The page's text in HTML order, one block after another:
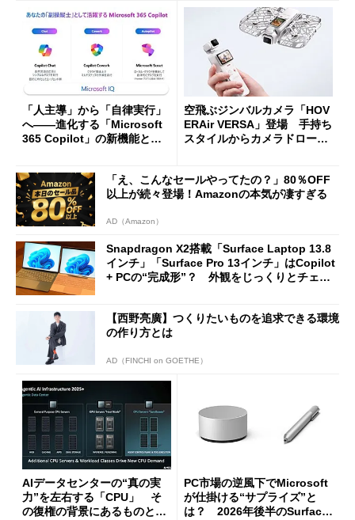
「人主導」から「自律実行」
へ――進化する「Microsoft
365 Copilot」の新機能とエ
空飛ぶジンバルカメラ「HOV
ERAir VERSA」登場 手持ち
スタイルからカメラドローン
「え、こんなセールやってたの？」80％OFF
以上が続々登場！Amazonの本気が凄すぎる
AD（Amazon）
Snapdragon X2搭載「Surface Laptop 13.8
インチ」「Surface Pro 13インチ」はCopilot
+ PCの“完成形”？ 外観をじっくりとチェッ
【西野亮廣】つくりたいものを追求できる環境
の作り方とは
AD（FINCHI on GOETHE）
AIデータセンターの“真の実
力”を左右する「CPU」 そ
の復権の背景にあるものと
PC市場の逆風下でMicrosoft
が仕掛ける“サプライズ”と
は？ 2026年後半のSurface